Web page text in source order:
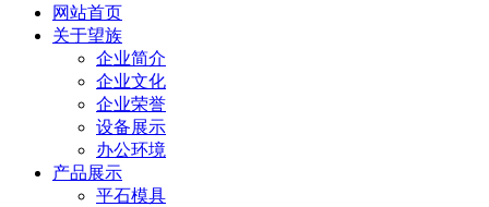
网站首页
关于望族
企业简介
企业文化
企业荣誉
设备展示
办公环境
产品展示
平石模具